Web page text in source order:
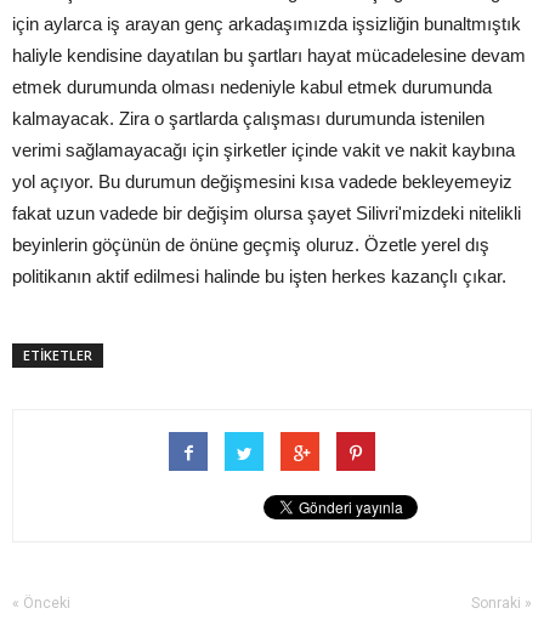
için aylarca iş arayan genç arkadaşımızda işsizliğin bunaltmıştık
haliyle kendisine dayatılan bu şartları hayat mücadelesine devam
etmek durumunda olması nedeniyle kabul etmek durumunda
kalmayacak. Zira o şartlarda çalışması durumunda istenilen
verimi sağlamayacağı için şirketler içinde vakit ve nakit kaybına
yol açıyor. Bu durumun değişmesini kısa vadede bekleyemeyiz
fakat uzun vadede bir değişim olursa şayet Silivri'mizdeki nitelikli
beyinlerin göçünün de önüne geçmiş oluruz. Özetle yerel dış
politikanın aktif edilmesi halinde bu işten herkes kazançlı çıkar.
ETİKETLER
« Önceki Sonraki »